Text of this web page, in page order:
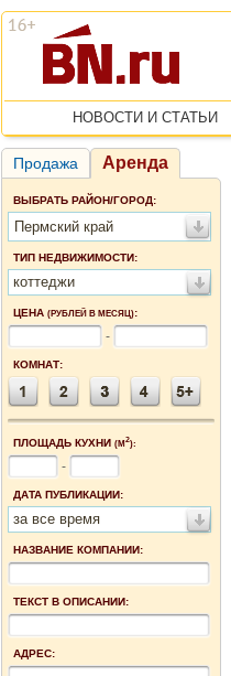
НОВОСТИ И СТАТЬИ
Продажа Аренда
ВЫБРАТЬ РАЙОН/ГОРОД:
Пермский край
ТИП НЕДВИЖИМОСТИ:
коттеджи
ЦЕНА (РУБЛЕЙ В МЕСЯЦ):
-
КОМНАТ:
ПЛОЩАДЬ КУХНИ (М2):
-
ДАТА ПУБЛИКАЦИИ:
за все время
НАЗВАНИЕ КОМПАНИИ:
ТЕКСТ В ОПИСАНИИ:
АДРЕС: